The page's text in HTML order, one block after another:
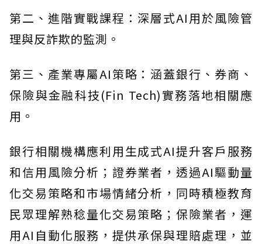
第二、進階實戰課程：深層式AI用於風險管
理與反詐欺的監測。
第三、產業專屬AI策略：涵蓋銀行、券商、
保險與金融科技(Fin Tech)實務落地相關應
用。
銀行相關機構應利用生成式AI提升客戶服務
和信用風險分析；證券業者，透過AI驅動量
化交易策略和市場情緒分析，同時積極教育
民眾理解熟稔量化交易策略；保險業者，運
用AI自動化服務，提供承保與理賠處理，並